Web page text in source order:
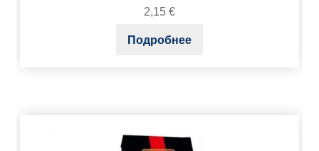
2,15 €
Подробнее